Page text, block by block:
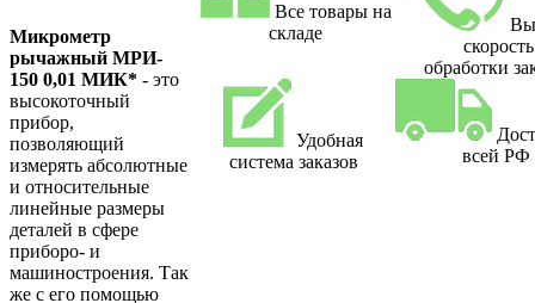
Микрометр
рычажный МРИ-
150 0,01 МИК* - это
высокоточный
прибор,
позволяющий
измерять абсолютные
и относительные
линейные размеры
деталей в сфере
приборо- и
машиностроения. Так
же с его помощью
Все товары на
складе
скорость
обработки
Удобная
система заказов
всей РФ